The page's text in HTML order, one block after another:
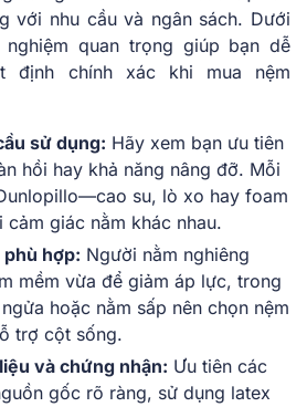
với nhu cầu và ngân sách. Dưới
quan trọng giúp bạn dễ
định chính xác khi mua nệm
sử dụng: Hãy xem bạn ưu tiên
hồi hay khả năng nâng đỡ. Mỗi
su, lò xo hay foam
giác nằm khác nhau.
hợp: Người nằm nghiêng
mềm vừa để giảm áp lực, trong
hoặc nằm sấp nên chọn nệm
trợ cột sống.
và chứng nhận: Ưu tiên các
gốc rõ ràng, sử dụng latex